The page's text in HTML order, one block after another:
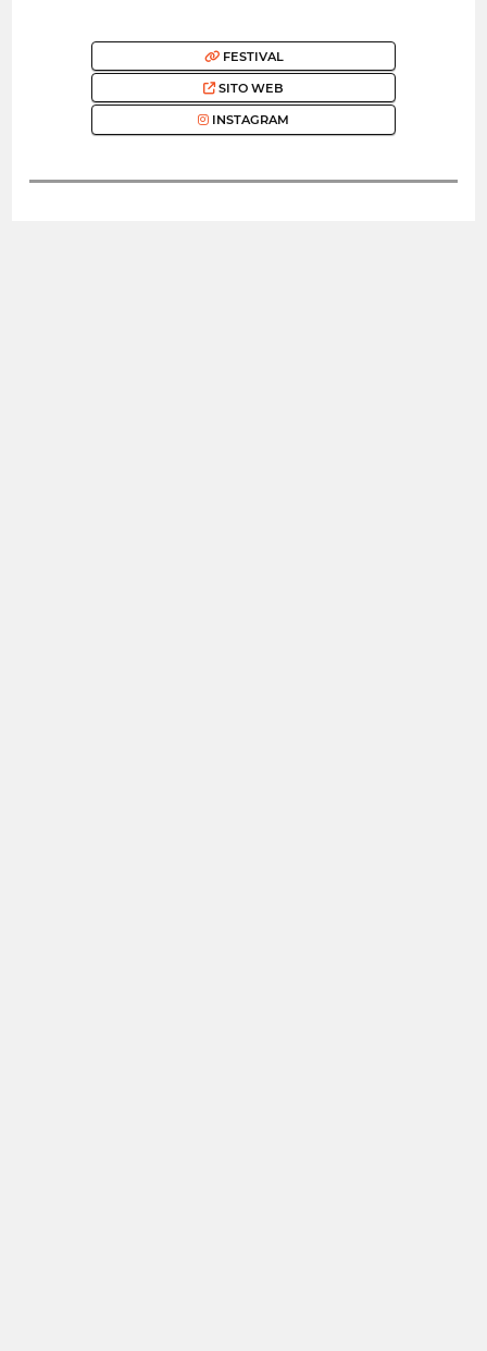
FESTIVAL
SITO WEB
INSTAGRAM